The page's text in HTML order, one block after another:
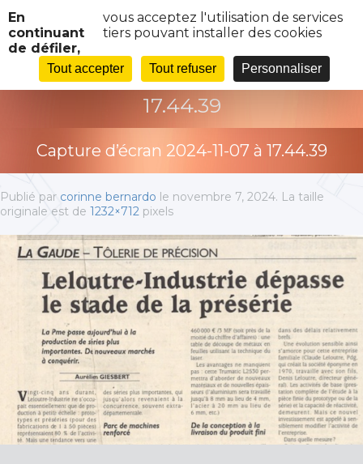
CAPTURE D’ÉCRAN 2024-11-07 À
17.44.39
Capture d’écran 2024-11-07 à 17.44.39
Publié par corinne bernardo le novembre 7, 2024. La taille
originale est de 1232×712 pixels
Panneau de gestion des cookies
En
continuant
de défiler,
vous acceptez l'utilisation de services
tiers pouvant installer des cookies
Tout accepter Tout refuser Personnaliser